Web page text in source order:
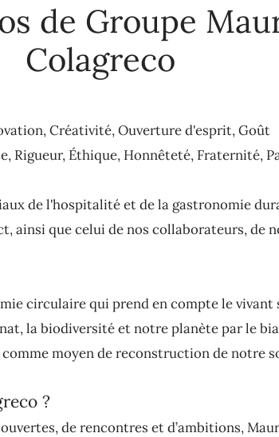
de Groupe
Colagreco
Créativité, Ouverture d'esprit, Goût
Rigueur, Éthique, Honnêteté, Fraternité,
de l'hospitalité et de la gastronomie
ainsi que celui de nos collaborateurs, de
circulaire qui prend en compte le vivant
la biodiversité et notre planète par le
moyen de reconstruction de notre
?
de rencontres et d’ambitions,